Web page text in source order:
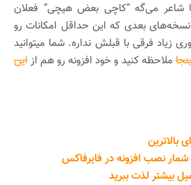
شاعر می‌گه “کاچی بعض هیچی” فعلان
بعدی که این حداقل امکانات رو
زیاد فرقی با قبلش نداره. شما میتوانید
ملاحظه کنید و خود افزونه رو هم ازاین
بالاترین
نصب افزونه در فایرفاکس
بیشتر لذت ببرید